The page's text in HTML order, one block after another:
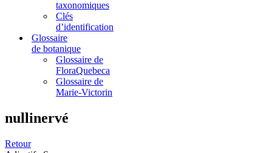
taxonomiques
Clés
d’identification
Glossaire
de botanique
Glossaire de
FloraQuebeca
Glossaire de
Marie-Victorin
nullinervé
Retour